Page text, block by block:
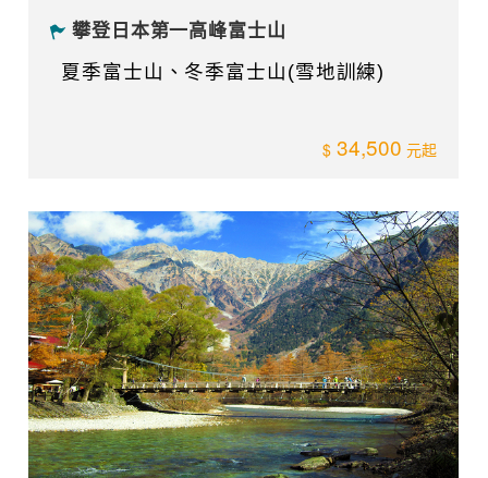
奧穗高岳~前穗高岳縱走5日
50,000
等級★★★
日本熊野古道健行
44,500
等級★★